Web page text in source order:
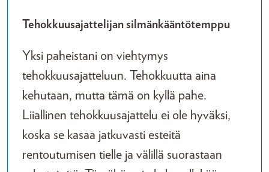
Tehokkuusajattelijan silmänkääntötemppu
Yksi paheistani on viehtymys
tehokkuusajatteluun. Tehokkuutta aina
kehutaan, mutta tämä on kyllä pahe.
Liiallinen tehokkuusajattelu ei ole hyväksi,
koska se kasaa jatkuvasti esteitä
rentoutumisen tielle ja välillä suorastaan